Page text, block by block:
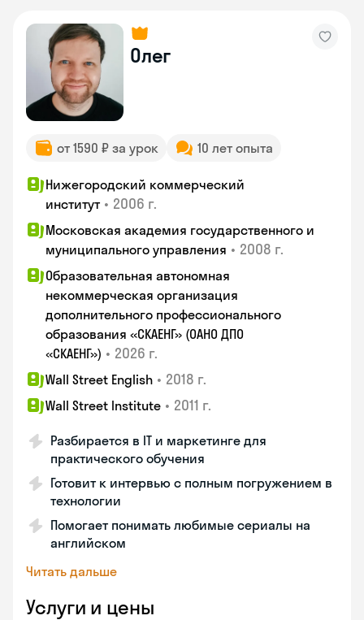
Олег
от 1590 ₽ за урок 10 лет опыта
Нижегородский коммерческий
институт • 2006 г.
Московская академия государственного и
муниципального управления • 2008 г.
Образовательная автономная
некоммерческая организация
дополнительного профессионального
образования «СКАЕНГ» (ОАНО ДПО
«СКАЕНГ») • 2026 г.
Wall Street English • 2018 г.
Wall Street Institute • 2011 г.
Разбирается в IT и маркетинге для
практического обучения
Готовит к интервью с полным погружением в
технологии
Помогает понимать любимые сериалы на
английском
Читать дальше
Услуги и цены